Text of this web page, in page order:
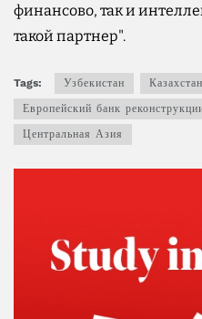
финансово, так и
такой партнер".
Tags: Узбекистан Казахстан
Европейский банк
Центральная Азия